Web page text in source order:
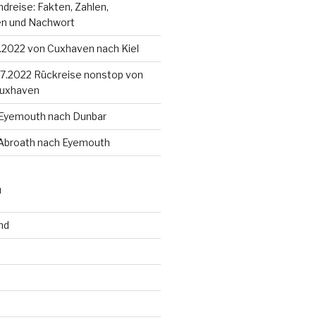
Fakten, Zahlen,
und Nachwort
von Cuxhaven nach Kiel
Rückreise nonstop von
nach Dunbar
nach Eyemouth